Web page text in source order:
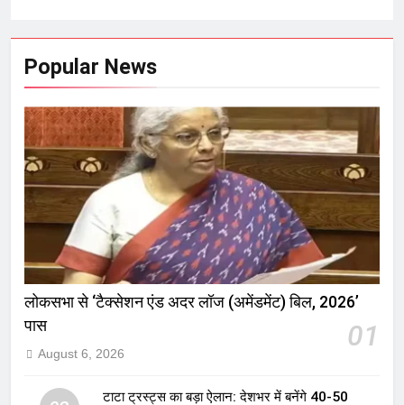
Popular News
लोकसभा से ‘टैक्सेशन एंड अदर लॉज (अमेंडमेंट) बिल, 2026’
पास
01
August 6, 2026
टाटा ट्रस्ट्स का बड़ा ऐलान: देशभर में बनेंगे 40-50